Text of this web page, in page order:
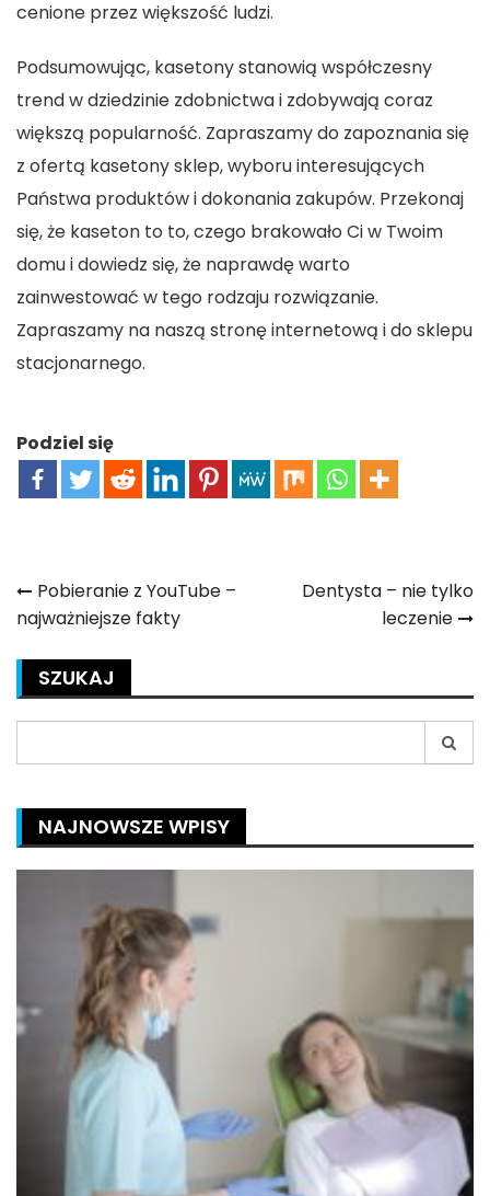
cenione przez większość ludzi.
Podsumowując, kasetony stanowią współczesny
trend w dziedzinie zdobnictwa i zdobywają coraz
większą popularność. Zapraszamy do zapoznania się
z ofertą kasetony sklep, wyboru interesujących
Państwa produktów i dokonania zakupów. Przekonaj
się, że kaseton to to, czego brakowało Ci w Twoim
domu i dowiedz się, że naprawdę warto
zainwestować w tego rodzaju rozwiązanie.
Zapraszamy na naszą stronę internetową i do sklepu
stacjonarnego.
Podziel się
Nawigacja
wpisu
Pobieranie z YouTube –
najważniejsze fakty
Dentysta – nie tylko
leczenie
SZUKAJ
for:
NAJNOWSZE WPISY